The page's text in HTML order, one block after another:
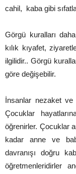
cahil, kaba gibi
Görgü kuralları
kılık kıyafet,
ilgilidir.. Görgü
göre değişebilir.
İnsanlar nezaket ve
Çocuklar
öğrenirler. Çocuklar
kadar anne ve
davranışı doğru
öğretmenleridirler